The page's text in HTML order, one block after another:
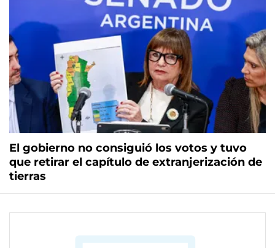
El gobierno no consiguió los votos y tuvo
que retirar el capítulo de extranjerización de
tierras